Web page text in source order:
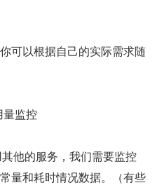
可以根据自己的实际需求随
量监控
他的服务，我们需要监控
量和耗时情况数据。（有些